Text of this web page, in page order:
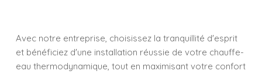
Avec notre entreprise, choisissez la tranquillité d'esprit
et bénéficiez d'une installation réussie de votre chauffe-
eau thermodynamique, tout en maximisant votre confort